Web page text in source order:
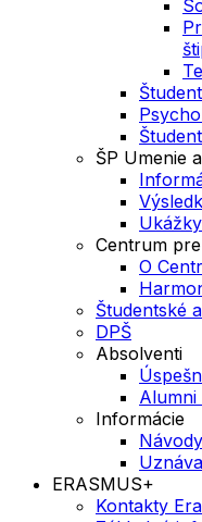
ŠP Umenie
Centrum
O
Študentské
DPŠ
Absolventi
Alumni
Informácie
ERASMUS+
Kontakty